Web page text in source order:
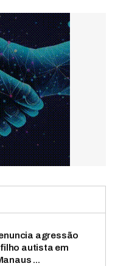
agressão
autista em
...